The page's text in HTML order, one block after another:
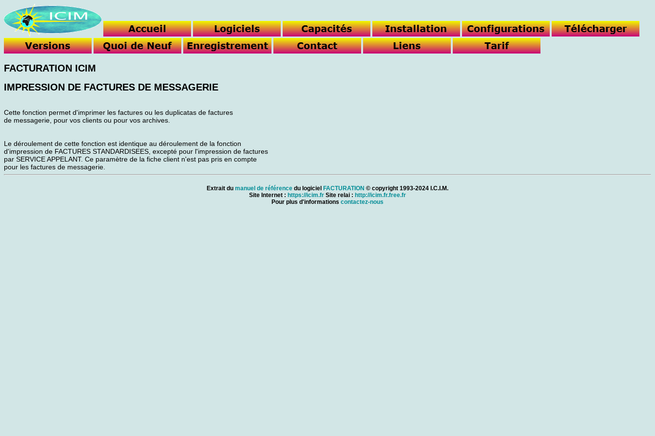
FACTURATION ICIM
IMPRESSION DE FACTURES DE MESSAGERIE
Cette fonction permet d'imprimer les factures ou les duplicatas de factures
de messagerie, pour vos clients ou pour vos archives.
Le déroulement de cette fonction est identique au déroulement de la fonction
d'impression de FACTURES STANDARDISEES, excepté pour l'impression de factures
par SERVICE APPELANT. Ce paramètre de la fiche client n'est pas pris en compte
pour les factures de messagerie.
Extrait du manuel de référence du logiciel FACTURATION © copyright 1993-2024 I.C.I.M.
Site Internet : https://icim.fr Site relai : http://icim.fr.free.fr
Pour plus d'informations contactez-nous